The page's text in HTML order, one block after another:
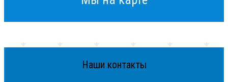
Наши контакты